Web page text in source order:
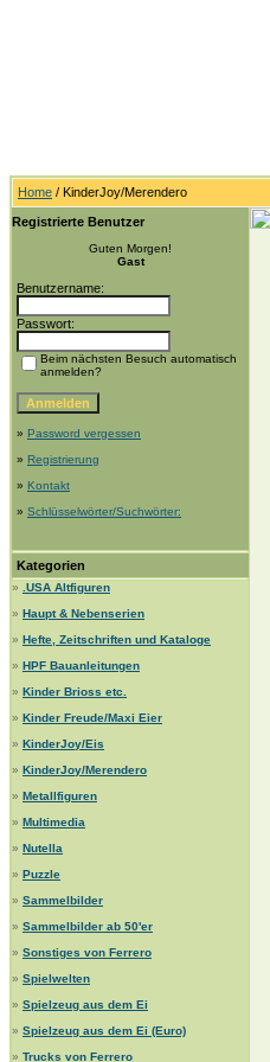
Home / KinderJoy/Merendero
Registrierte Benutzer
Guten Morgen!
Gast
Benutzername:
Passwort:
Beim nächsten Besuch automatisch
anmelden?
» Password vergessen
» Registrierung
» Kontakt
» Schlüsselwörter/Suchwörter:
Kategorien
»
.USA Altfiguren
» Haupt & Nebenserien
» Hefte, Zeitschriften und Kataloge
» HPF Bauanleitungen
» Kinder Brioss etc.
» Kinder Freude/Maxi Eier
» KinderJoy/Eis
» KinderJoy/Merendero
» Metallfiguren
» Multimedia
» Nutella
» Puzzle
» Sammelbilder
» Sammelbilder ab 50'er
» Sonstiges von Ferrero
» Spielwelten
» Spielzeug aus dem Ei
» Spielzeug aus dem Ei (Euro)
» Trucks von Ferrero